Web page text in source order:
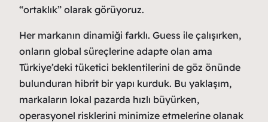
“ortaklık” olarak görüyoruz.
Her markanın dinamiği farklı. Guess ile çalışırken,
onların global süreçlerine adapte olan ama
Türkiye’deki tüketici beklentilerini de göz önünde
bulunduran hibrit bir yapı kurduk. Bu yaklaşım,
markaların lokal pazarda hızlı büyürken,
operasyonel risklerini minimize etmelerine olanak